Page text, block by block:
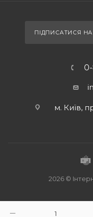
ПІДПИСАТИСЯ
м. Київ,
2026 ©